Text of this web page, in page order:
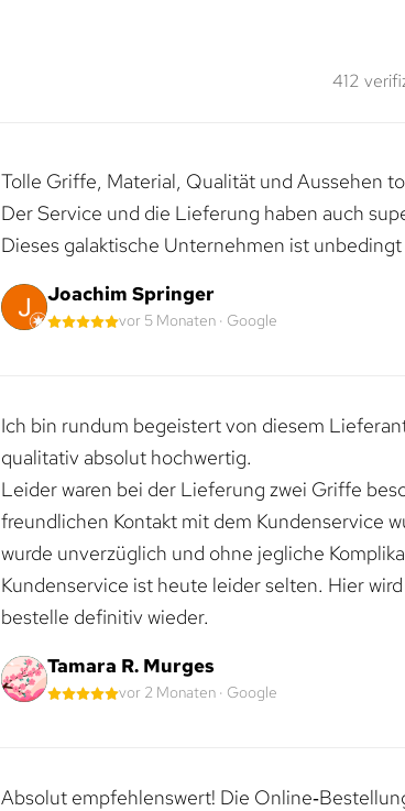
412
Tolle Griffe, Material, Qualität und Aussehen
Der Service und die Lieferung haben auch
Dieses galaktische Unternehmen ist
Joachim Springer
vor 5 Monaten · Google
Ich bin rundum begeistert von diesem
qualitativ absolut hochwertig.
Leider waren bei der Lieferung zwei Griffe
freundlichen Kontakt mit dem Kundenservice
wurde unverzüglich und ohne jegliche
Kundenservice ist heute leider selten. Hier
bestelle definitiv wieder.
Tamara R. Murges
vor 2 Monaten · Google
Absolut empfehlenswert! Die